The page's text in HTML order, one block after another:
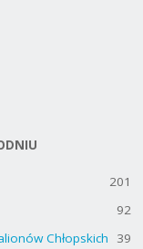
201
92
Chłopskich
39